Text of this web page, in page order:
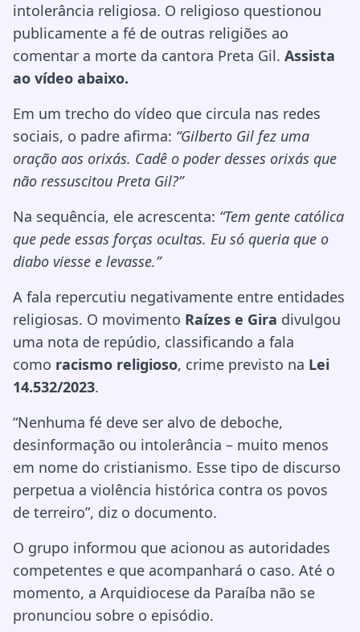
intolerância religiosa. O religioso questionou
publicamente a fé de outras religiões ao
comentar a morte da cantora Preta Gil. Assista
ao vídeo abaixo.
Em um trecho do vídeo que circula nas redes
sociais, o padre afirma: “Gilberto Gil fez uma
oração aos orixás. Cadê o poder desses orixás que
não ressuscitou Preta Gil?”
Na sequência, ele acrescenta: “Tem gente católica
que pede essas forças ocultas. Eu só queria que o
diabo viesse e levasse.”
A fala repercutiu negativamente entre entidades
religiosas. O movimento Raízes e Gira divulgou
uma nota de repúdio, classificando a fala
como racismo religioso, crime previsto na Lei
14.532/2023.
“Nenhuma fé deve ser alvo de deboche,
desinformação ou intolerância – muito menos
em nome do cristianismo. Esse tipo de discurso
perpetua a violência histórica contra os povos
de terreiro”, diz o documento.
O grupo informou que acionou as autoridades
competentes e que acompanhará o caso. Até o
momento, a Arquidiocese da Paraíba não se
pronunciou sobre o episódio.